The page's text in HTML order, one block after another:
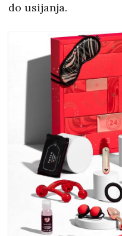
do usijanja.